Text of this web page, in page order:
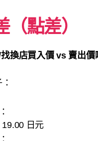
（點差）
換店買入價 vs 賣出價
日元